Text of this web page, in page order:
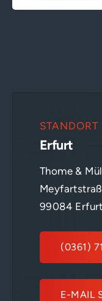
STANDORT
Erfurt
Thome &
99084 Erfurt
(0361)
E-MAIL